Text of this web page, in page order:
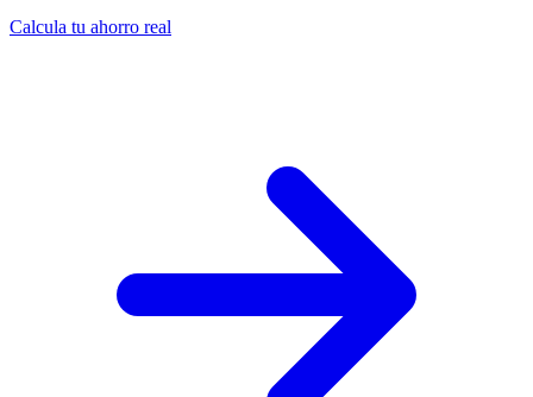
Calcula tu ahorro real